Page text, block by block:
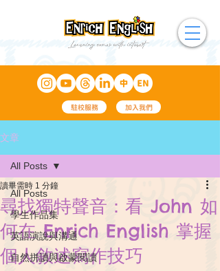
駐校服務 加入我們
文章
All Posts
學生作品集
英語演說與溝通
自然拼讀與啟蒙閱讀
All Posts
尋找獨特聲音：看 John 如
何在 Enrich English 掌握
個人敘述寫作技巧
讀畢需時 1 分鐘